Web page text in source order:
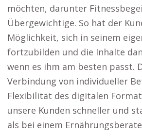
möchten, darunter
Übergewichtige. So hat der
Möglichkeit, sich in seinem
fortzubilden und die Inhalte
wenn es ihm am besten passt.
Verbindung von individueller
Flexibilität des digitalen
unsere Kunden schneller und
als bei einem